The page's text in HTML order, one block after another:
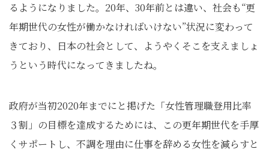
るようになりました。20年、30年前とは違い、社会も“更
年期世代の女性が働かなければいけない”状況に変わって
きており、日本の社会として、ようやくそこを支えましょ
うという時代になってきましたね。
政府が当初2020年までにと掲げた「女性管理職登用比率
３割」の目標を達成するためには、この更年期世代を手厚
くサポートし、不調を理由に仕事を辞める女性を減らすと